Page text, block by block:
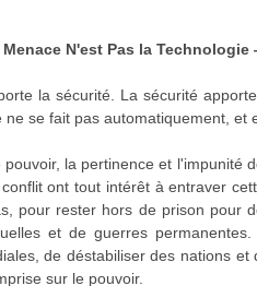
Menace N'est Pas la
la sécurité. La sécurité
se fait pas automatiquement, et
pouvoir, la pertinence et l'impunité
ont tout intérêt à entraver
pour rester hors de prison pour
et de guerres
de déstabiliser des nations
sur le pouvoir.